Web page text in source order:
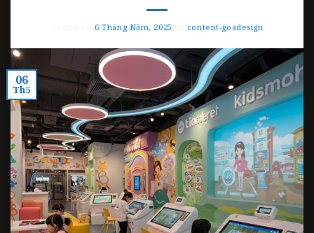
6 Tháng Năm, 2025 content-goadesign
06
Th5